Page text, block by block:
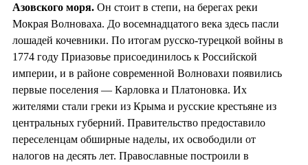
Азовского моря. Он стоит в степи, на берегах реки
Мокрая Волноваха. До восемнадцатого века здесь пасли
лошадей кочевники. По итогам русско-турецкой войны в
1774 году Приазовье присоединилось к Российской
империи, и в районе современной Волновахи появились
первые поселения — Карловка и Платоновка. Их
жителями стали греки из Крыма и русские крестьяне из
центральных губерний. Правительство предоставило
переселенцам обширные наделы, их освободили от
налогов на десять лет. Православные построили в